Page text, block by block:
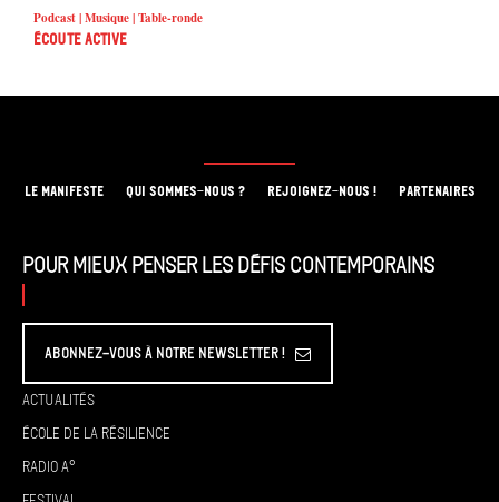
Podcast | Musique | Table-ronde
Écoute active
LE MANIFESTE QUI SOMMES-NOUS ? REJOIGNEZ-NOUS ! PARTENAIRES
Pour mieux penser les défis contemporains
Abonnez-vous à Notre Newsletter !
Actualités
École de la résilience
Radio A°